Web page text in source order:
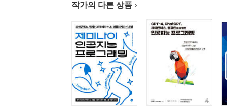
__도구의 필터링
__인가
__인증
5-7 Function Calling
__Function Calling의 개요
__Function Calling의 이용 요금
__OpenAI API 사전 준비
__Function Calling의 실행
작가의 다른 상품